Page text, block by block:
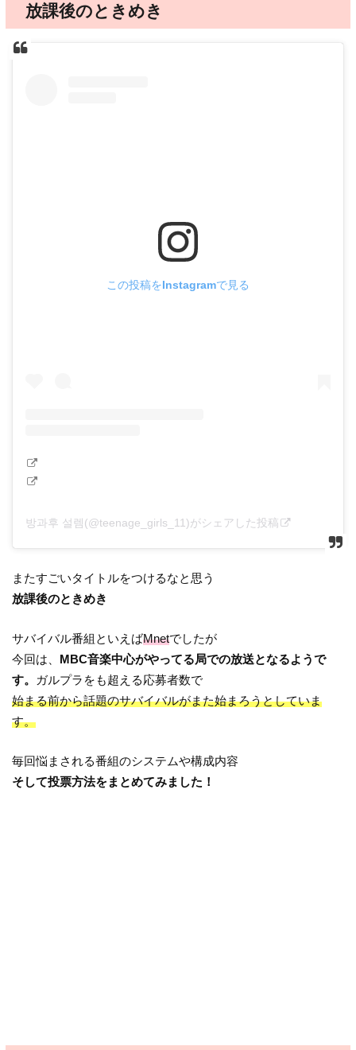
放課後のときめき
この投稿をInstagramで見る
방과후 설렘(@teenage_girls_11)がシェアした投稿
またすごいタイトルをつけるなと思う
放課後のときめき
サバイバル番組といえばMnetでしたが
今回は、 MBC音楽中心がやってる局での放送となるようで
す。
ガルプラをも超える応募者数で
始まる前から話題のサバイバルがまた始まろうとしていま
す。
毎回悩まされる番組のシステムや構成内容
そして投票方法をまとめてみました！